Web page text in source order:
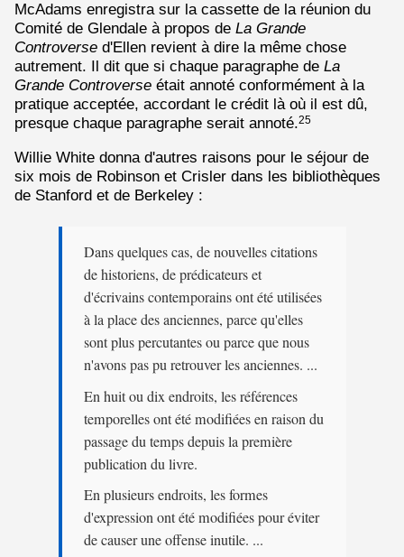
McAdams enregistra sur la cassette de la réunion du
Comité de Glendale à propos de La Grande
Controverse d'Ellen revient à dire la même chose
autrement. Il dit que si chaque paragraphe de La
Grande Controverse était annoté conformément à la
pratique acceptée, accordant le crédit là où il est dû,
presque chaque paragraphe serait annoté.25
Willie White donna d'autres raisons pour le séjour de
six mois de Robinson et Crisler dans les bibliothèques
de Stanford et de Berkeley :
Dans quelques cas, de nouvelles citations
de historiens, de prédicateurs et
d'écrivains contemporains ont été utilisées
à la place des anciennes, parce qu'elles
sont plus percutantes ou parce que nous
n'avons pas pu retrouver les anciennes. ...
En huit ou dix endroits, les références
temporelles ont été modifiées en raison du
passage du temps depuis la première
publication du livre.
En plusieurs endroits, les formes
d'expression ont été modifiées pour éviter
de causer une offense inutile. ...